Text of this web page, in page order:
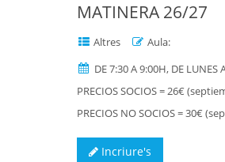
MATINERA 26/27
Altres
Aula:
DE 7:30 A 9:00H, DE LUNES
PRECIOS SOCIOS = 26€
PRECIOS NO SOCIOS = 30€
Incriure's